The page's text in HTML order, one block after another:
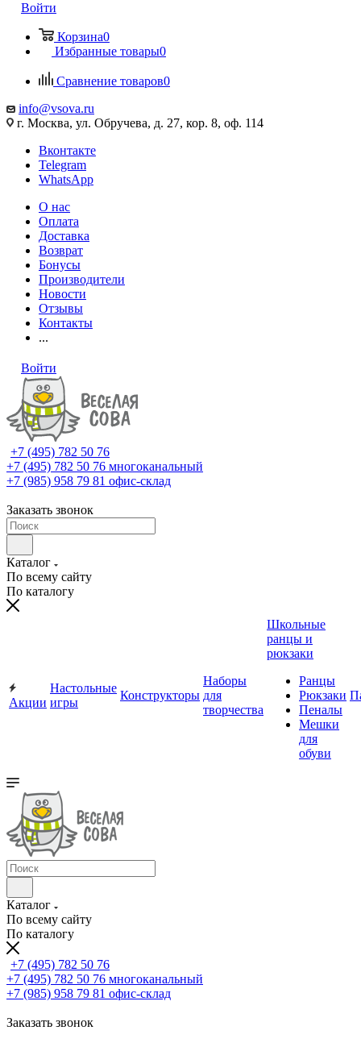
Войти
Корзина0
Избранные товары0
Сравнение товаров0
info@vsova.ru
г. Москва, ул. Обручева, д. 27, кор. 8, оф. 114
Вконтакте
Telegram
WhatsApp
О нас
Оплата
Доставка
Возврат
Бонусы
Производители
Новости
Отзывы
Контакты
...
Войти
+7 (495) 782 50 76
+7 (495) 782 50 76 многоканальный
+7 (985) 958 79 81 офис-склад
Заказать звонок
Каталог
По всему сайту
По каталогу
Акции
Настольные
игры
Конструкторы
Наборы
для
творчества
Школьные
ранцы и
рюкзаки
Ранцы
Рюкзаки
Пеналы
Мешки
для
обуви
Каталог
По всему сайту
По каталогу
+7 (495) 782 50 76
+7 (495) 782 50 76 многоканальный
+7 (985) 958 79 81 офис-склад
Заказать звонок